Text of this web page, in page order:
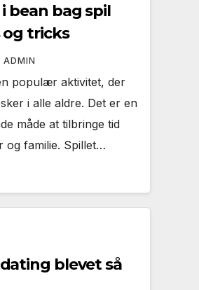
bean bag spil
og tricks
ADMIN
populær aktivitet, der
i alle aldre. Det er en
måde at tilbringe tid
og familie. Spillet…
blevet så